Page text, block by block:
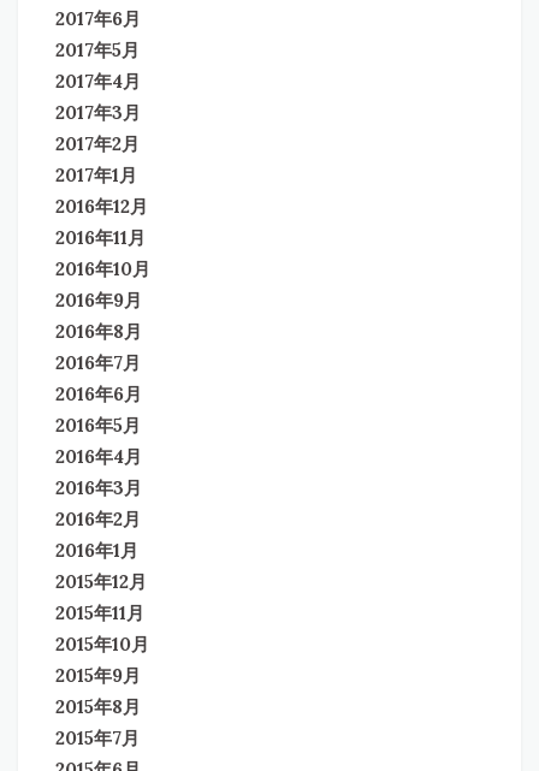
2017年6月
2017年5月
2017年4月
2017年3月
2017年2月
2017年1月
2016年12月
2016年11月
2016年10月
2016年9月
2016年8月
2016年7月
2016年6月
2016年5月
2016年4月
2016年3月
2016年2月
2016年1月
2015年12月
2015年11月
2015年10月
2015年9月
2015年8月
2015年7月